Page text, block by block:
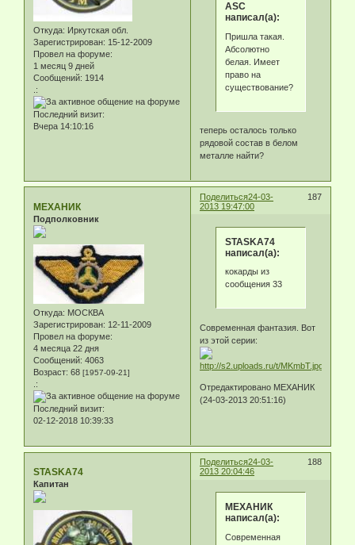
Откуда: Иркутская обл.
Зарегистрирован: 15-12-2009
Провел на форуме:
1 месяц 9 дней
Сообщений: 1914
.:
Последний визит:
Вчера 14:10:16
ASC
написал(а):
Пришла такая.
Абсолютно
белая. Имеет
право на
существование?
теперь осталось только
рядовой состав в белом
металле найти?
Поделиться 187
24-03-
2013 19:47:00
МЕХАНИК
Подполковник
Откуда: МОСКВА
Зарегистрирован: 12-11-2009
Провел на форуме:
4 месяца 22 дня
Сообщений: 4063
Возраст: 68 [1957-09-21]
.:
Последний визит:
02-12-2018 10:39:33
STASKA74
написал(а):
кокарды из
сообщения 33
Современная фантазия. Вот
из этой серии:
Отредактировано МЕХАНИК
(24-03-2013 20:51:16)
Поделиться 188
24-03-
2013 20:04:46
STASKA74
Капитан
МЕХАНИК
написал(а):
Современная